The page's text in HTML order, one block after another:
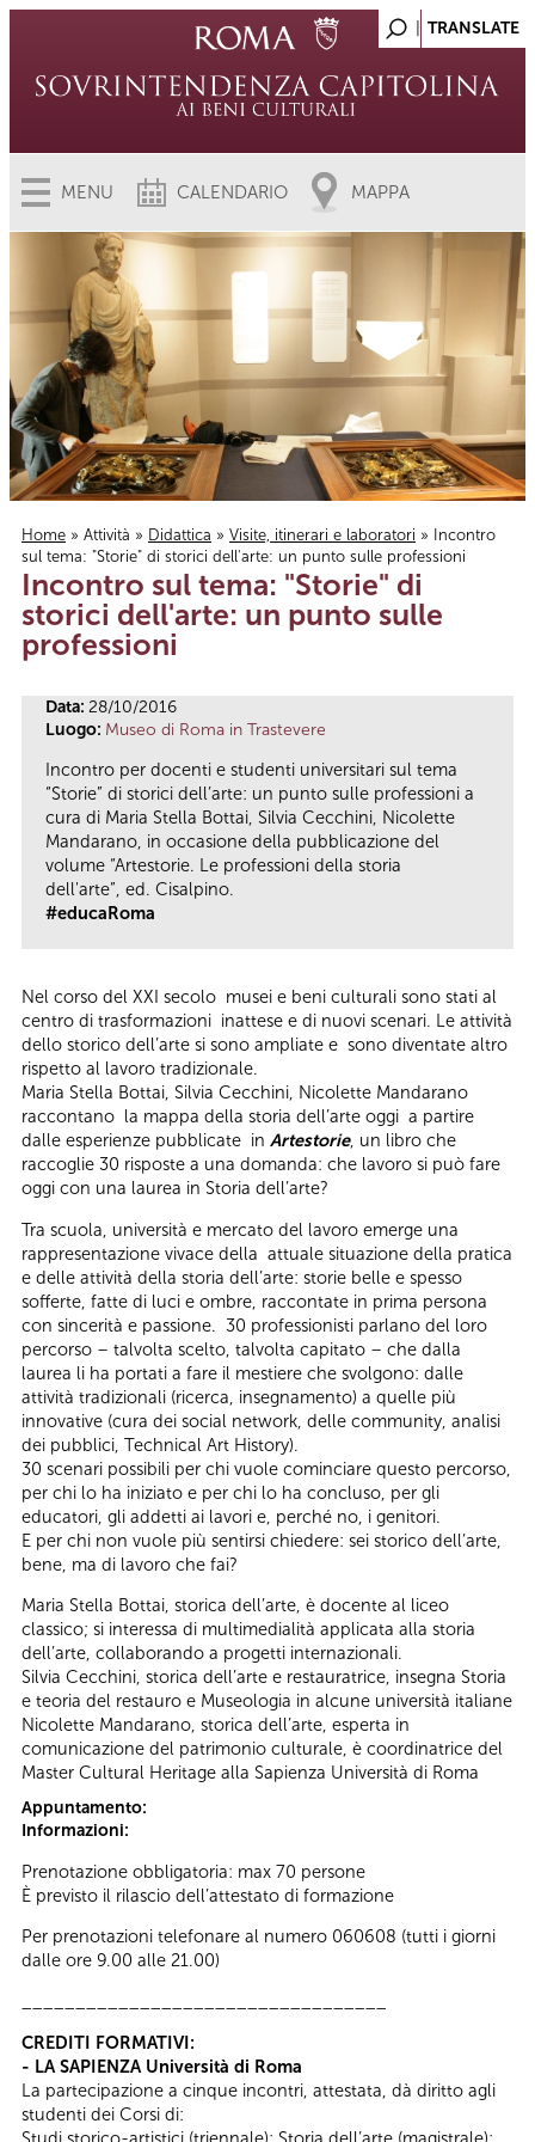
MENU CALENDARIO MAPPA
Tu sei qui
Home » Attività » Didattica » Visite, itinerari e laboratori » Incontro
sul tema: "Storie" di storici dell'arte: un punto sulle professioni
Incontro sul tema: "Storie" di
storici dell'arte: un punto sulle
professioni
Data: 28/10/2016
Luogo: Museo di Roma in Trastevere
Incontro per docenti e studenti universitari sul tema
“Storie” di storici dell’arte: un punto sulle professioni a
cura di Maria Stella Bottai, Silvia Cecchini, Nicolette
Mandarano, in occasione della pubblicazione del
volume “Artestorie. Le professioni della storia
dell'arte”, ed. Cisalpino.
#educaRoma
Nel corso del XXI secolo musei e beni culturali sono stati al
centro di trasformazioni inattese e di nuovi scenari. Le attività
dello storico dell’arte si sono ampliate e sono diventate altro
rispetto al lavoro tradizionale.
Maria Stella Bottai, Silvia Cecchini, Nicolette Mandarano
raccontano la mappa della storia dell’arte oggi a partire
dalle esperienze pubblicate in Artestorie, un libro che
raccoglie 30 risposte a una domanda: che lavoro si può fare
oggi con una laurea in Storia dell’arte?
Tra scuola, università e mercato del lavoro emerge una
rappresentazione vivace della attuale situazione della pratica
e delle attività della storia dell’arte: storie belle e spesso
sofferte, fatte di luci e ombre, raccontate in prima persona
con sincerità e passione. 30 professionisti parlano del loro
percorso – talvolta scelto, talvolta capitato – che dalla
laurea li ha portati a fare il mestiere che svolgono: dalle
attività tradizionali (ricerca, insegnamento) a quelle più
innovative (cura dei social network, delle community, analisi
dei pubblici, Technical Art History).
30 scenari possibili per chi vuole cominciare questo percorso,
per chi lo ha iniziato e per chi lo ha concluso, per gli
educatori, gli addetti ai lavori e, perché no, i genitori.
E per chi non vuole più sentirsi chiedere: sei storico dell’arte,
bene, ma di lavoro che fai?
Maria Stella Bottai, storica dell’arte, è docente al liceo
classico; si interessa di multimedialità applicata alla storia
dell’arte, collaborando a progetti internazionali.
Silvia Cecchini, storica dell’arte e restauratrice, insegna Storia
e teoria del restauro e Museologia in alcune università italiane
Nicolette Mandarano, storica dell’arte, esperta in
comunicazione del patrimonio culturale, è coordinatrice del
Master Cultural Heritage alla Sapienza Università di Roma
Appuntamento:
Informazioni:
Prenotazione obbligatoria: max 70 persone
È previsto il rilascio dell’attestato di formazione
Per prenotazioni telefonare al numero 060608 (tutti i giorni
dalle ore 9.00 alle 21.00)
CREDITI FORMATIVI:
- LA SAPIENZA Università di Roma
La partecipazione a cinque incontri, attestata, dà diritto agli
studenti dei Corsi di: